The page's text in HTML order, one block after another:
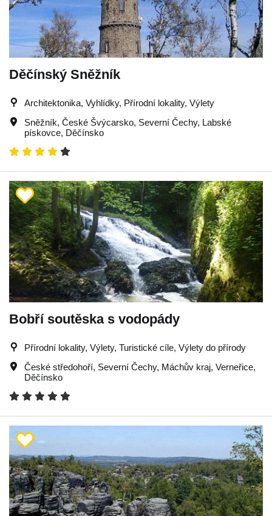
Děčínský Sněžník
Architektonika, Vyhlídky, Přírodní lokality, Výlety
Sněžník, České Švýcarsko, Severní Čechy, Labské
pískovce, Děčínsko
Bobří soutěska s vodopády
Přírodní lokality, Výlety, Turistické cíle, Výlety do přírody
České středohoří, Severní Čechy, Máchův kraj, Verneřice,
Děčínsko